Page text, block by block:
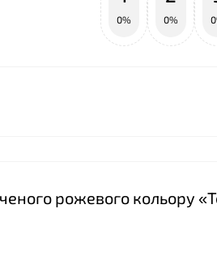
0% 0%
рожевого кольору